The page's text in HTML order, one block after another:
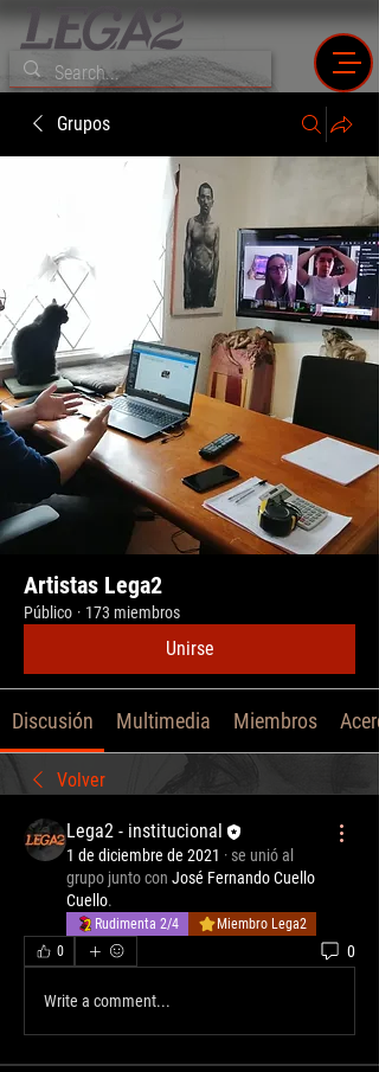
Grupos
Artistas Lega2
Público · 173 miembros
Unirse
Discusión Multimedia Miembros
Volver
Lega2 - institucional
1 de diciembre de 2021 · se unió al
grupo junto con José Fernando Cuello
Cuello.
Rudimenta 2/4
Miembro Lega2
0
0
Write a comment...